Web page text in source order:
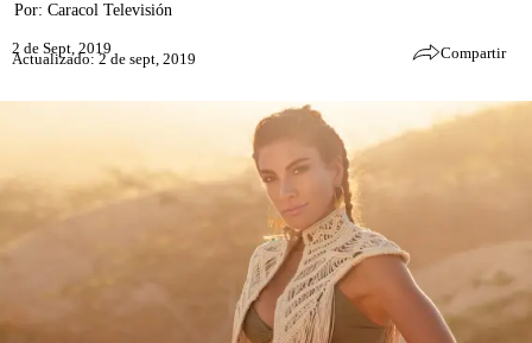
Por: Caracol Televisión
2 de Sept, 2019
Actualizado: 2 de sept, 2019 Compartir